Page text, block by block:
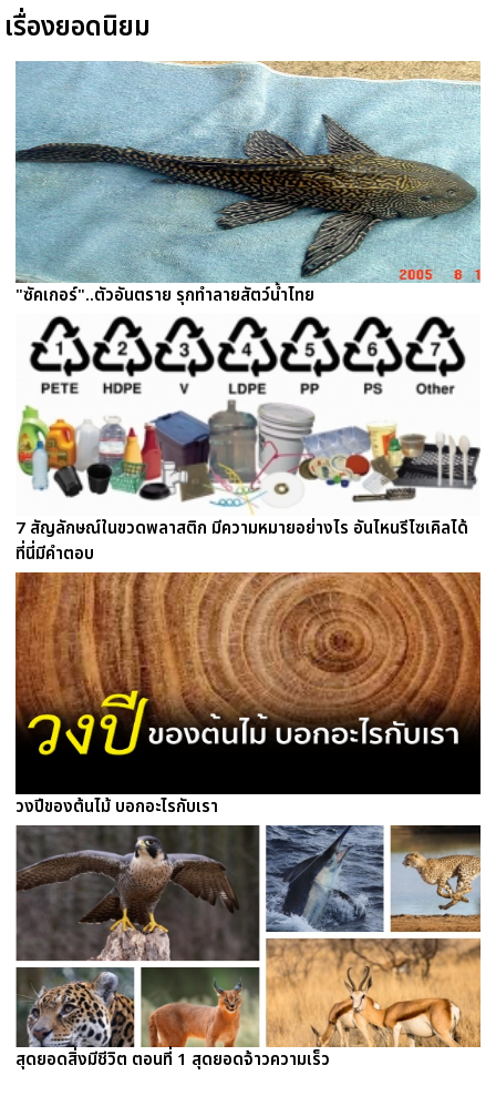
เรื่องยอดนิยม
"ซัคเกอร์"..ตัวอันตราย รุกทำลายสัตว์น้ำไทย
7 สัญลักษณ์ในขวดพลาสติก มีความหมายอย่างไร อันไหนรีไซเคิลได้
ที่นี่มีคำตอบ
วงปีของต้นไม้ บอกอะไรกับเรา
สุดยอดสิ่งมีชีวิต ตอนที่ 1 สุดยอดจ้าวความเร็ว